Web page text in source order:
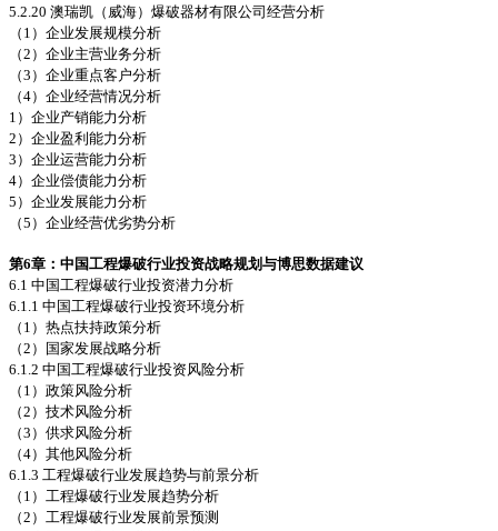
5.2.20 澳瑞凯（威海）爆破器材有限公司经营分析
（1）企业发展规模分析
（2）企业主营业务分析
（3）企业重点客户分析
（4）企业经营情况分析
1）企业产销能力分析
2）企业盈利能力分析
3）企业运营能力分析
4）企业偿债能力分析
5）企业发展能力分析
（5）企业经营优劣势分析
第6章：中国工程爆破行业投资战略规划与博思数据建议
6.1 中国工程爆破行业投资潜力分析
6.1.1 中国工程爆破行业投资环境分析
（1）热点扶持政策分析
（2）国家发展战略分析
6.1.2 中国工程爆破行业投资风险分析
（1）政策风险分析
（2）技术风险分析
（3）供求风险分析
（4）其他风险分析
6.1.3 工程爆破行业发展趋势与前景分析
（1）工程爆破行业发展趋势分析
（2）工程爆破行业发展前景预测